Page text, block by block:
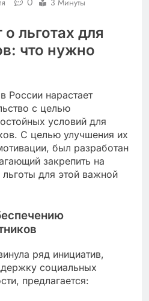
льготах для
что нужно
России нарастает
с целью
условий для
С целью улучшения их
был разработан
закрепить на
для этой важной
ряд инициатив,
социальных
предлагается: